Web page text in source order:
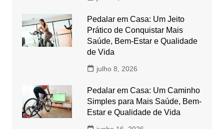
Pedalar em Casa: Um Jeito
Prático de Conquistar Mais
Saúde, Bem-Estar e Qualidade
de Vida
julho 8, 2026
Pedalar em Casa: Um Caminho
Simples para Mais Saúde, Bem-
Estar e Qualidade de Vida